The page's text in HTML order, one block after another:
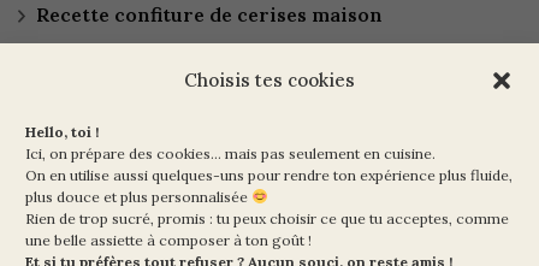
Choisis tes cookies
Hello, toi !
Ici, on prépare des cookies… mais pas seulement en cuisine.
On en utilise aussi quelques-uns pour rendre ton expérience plus fluide,
plus douce et plus personnalisée
Rien de trop sucré, promis : tu peux choisir ce que tu acceptes, comme
une belle assiette à composer à ton goût !
Et si tu préfères tout refuser ? Aucun souci, on reste amis !
Recette confiture de cerises maison
Ma Vie en Vert
10 rue de la Paix